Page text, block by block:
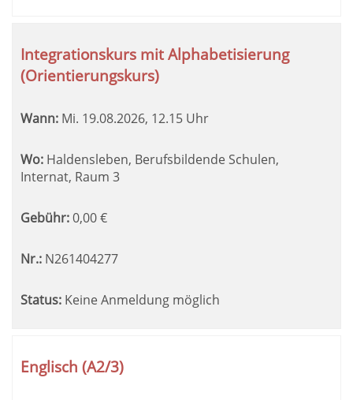
Integrationskurs mit Alphabetisierung
(Orientierungskurs)
Wann: Mi. 19.08.2026, 12.15 Uhr
Wo: Haldensleben, Berufsbildende Schulen,
Internat, Raum 3
Gebühr:0,00€
Nr.: N261404277
Status: Keine Anmeldung möglich
Englisch (A2/3)